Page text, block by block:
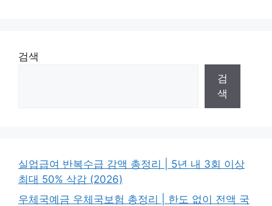
검색
검
색
실업급여 반복수급 감액 총정리 | 5년 내 3회 이상
최대 50% 삭감 (2026)
우체국예금 우체국보험 총정리 | 한도 없이 전액 국